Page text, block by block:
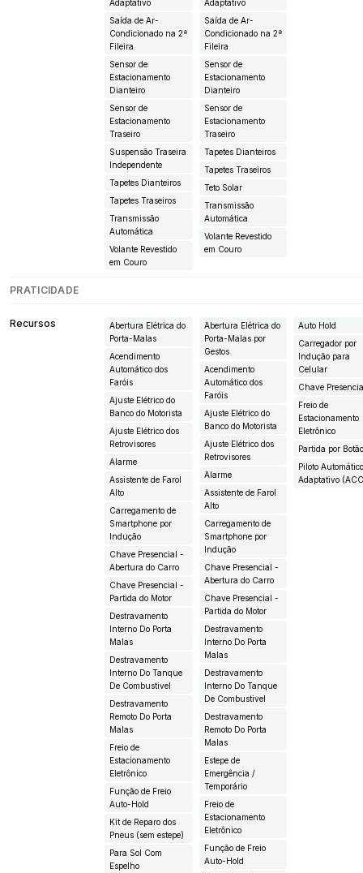
Adaptativo
Saída de Ar-
Condicionado na 2ª
Fileira
Sensor de
Estacionamento
Dianteiro
Sensor de
Estacionamento
Traseiro
Suspensão Traseira
Independente
Tapetes Dianteiros
Tapetes Traseiros
Transmissão
Automática
Volante Revestido
em Couro
Adaptativo
Saída de Ar-
Condicionado na 2ª
Fileira
Sensor de
Estacionamento
Dianteiro
Sensor de
Estacionamento
Traseiro
Tapetes Dianteiros
Tapetes Traseiros
Teto Solar
Transmissão
Automática
Volante Revestido
em Couro
PRATICIDADE
Recursos
Abertura Elétrica do
Porta-Malas
Acendimento
Automático dos
Faróis
Ajuste Elétrico do
Banco do Motorista
Ajuste Elétrico dos
Retrovisores
Alarme
Assistente de Farol
Alto
Carregamento de
Smartphone por
Indução
Chave Presencial -
Abertura do Carro
Chave Presencial -
Partida do Motor
Destravamento
Interno Do Porta
Malas
Destravamento
Interno Do Tanque
De Combustivel
Destravamento
Remoto Do Porta
Malas
Freio de
Estacionamento
Eletrônico
Função de Freio
Auto-Hold
Kit de Reparo dos
Pneus (sem estepe)
Para Sol Com
Espelho
Abertura Elétrica do
Porta-Malas por
Gestos
Acendimento
Automático dos
Faróis
Ajuste Elétrico do
Banco do Motorista
Ajuste Elétrico dos
Retrovisores
Alarme
Assistente de Farol
Alto
Carregamento de
Smartphone por
Indução
Chave Presencial -
Abertura do Carro
Chave Presencial -
Partida do Motor
Destravamento
Interno Do Porta
Malas
Destravamento
Interno Do Tanque
De Combustivel
Destravamento
Remoto Do Porta
Malas
Estepe de
Emergência /
Temporário
Freio de
Estacionamento
Eletrônico
Função de Freio
Auto-Hold
Auto Hold
Carregador por
Indução para
Celular
Chave
Freio de
Estacionamento
Eletrônico
Partida por
Piloto
Adaptativo